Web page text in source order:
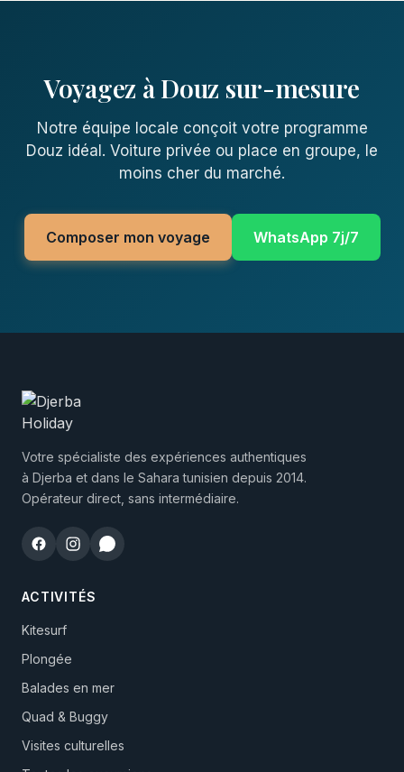
Voyagez à Douz sur-mesure
Notre équipe locale conçoit votre programme
Douz idéal. Voiture privée ou place en groupe, le
moins cher du marché.
Composer mon voyage WhatsApp 7j/7
Votre spécialiste des expériences authentiques
à Djerba et dans le Sahara tunisien depuis 2014.
Opérateur direct, sans intermédiaire.
ACTIVITÉS
Kitesurf
Plongée
Balades en mer
Quad & Buggy
Visites culturelles